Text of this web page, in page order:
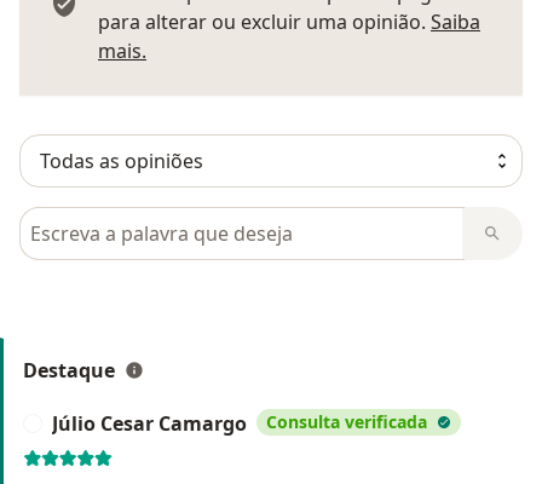
para alterar ou excluir uma opinião. Saiba
mais.
Pesquisar em opiniões
Destaque
Júlio Cesar Camargo Consulta verificada